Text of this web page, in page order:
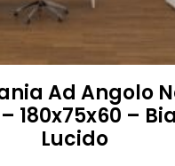
Ad Angolo
180x75x60 –
Lucido